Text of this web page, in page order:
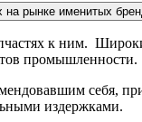
на рынке именитых
к ним.
промышленности.
себя,
издержками.